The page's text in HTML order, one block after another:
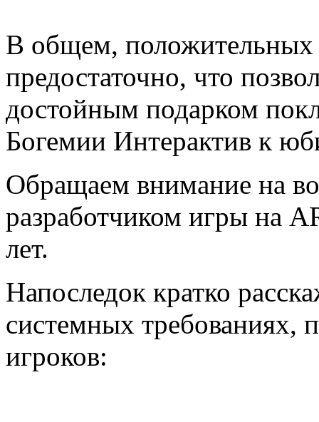
В общем, положительных
предостаточно, что
достойным подарком
Богемии Интерактив к
Обращаем внимание на
разработчиком игры на
лет.
Напоследок кратко
системных требованиях,
игроков: